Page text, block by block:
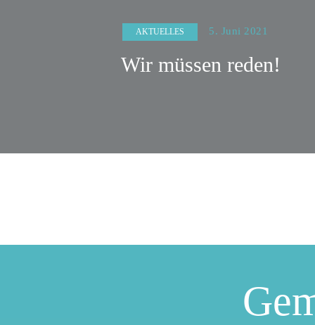
AKTUELLES 5. Juni 2021
Wir müssen reden!